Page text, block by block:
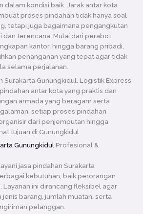
dalam kondisi baik. Jarak antar kota
proses pindahan tidak hanya soal
tetapi juga bagaimana pengangkutan
dan terencana. Mulai dari perabot
kantor, hingga barang pribadi,
penanganan yang tepat agar tidak
selama perjalanan.
Surakarta Gunungkidul, Logistik Express
antar kota yang praktis dan
armada yang beragam serta
setiap proses pindahan
dari penjemputan hingga
tujuan di Gunungkidul.
GunungkidulProfesional &
jasa pindahan Surakarta
kebutuhan, baik perorangan
Layanan ini dirancang fleksibel agar
barang, jumlah muatan, serta
pelanggan.